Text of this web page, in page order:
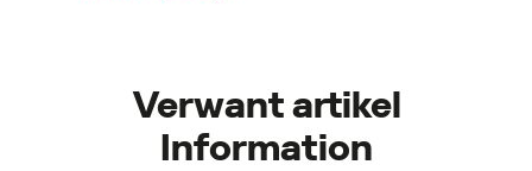
Verwant artikel
Information